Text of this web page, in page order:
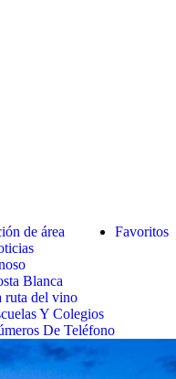
Favoritos
de área
Blanca
ruta del vino
Y Colegios
De Teléfono